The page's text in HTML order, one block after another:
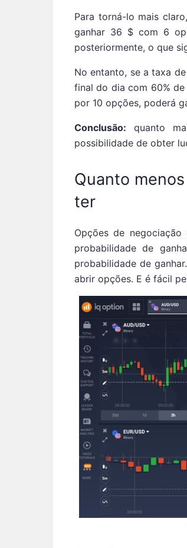
Para torná-lo mais
ganhar 36 $ com 6
posteriormente, o que
No entanto, se a taxa
final do dia com 60%
por 10 opções, poderá
Conclusão: quanto
possibilidade de obter
Quanto
ter
Opções de
probabilidade de
probabilidade de
abrir opções. E é fácil